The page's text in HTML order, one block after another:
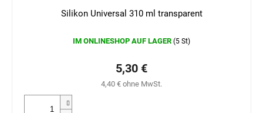
Silikon Universal 310 ml transparent
IM ONLINESHOP AUF LAGER (5 St)
4,40 € ohne MwSt.
5,30 €